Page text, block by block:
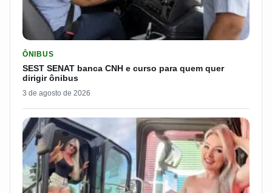
ÔNIBUS
SEST SENAT banca CNH e curso para quem quer
dirigir ônibus
3 de agosto de 2026